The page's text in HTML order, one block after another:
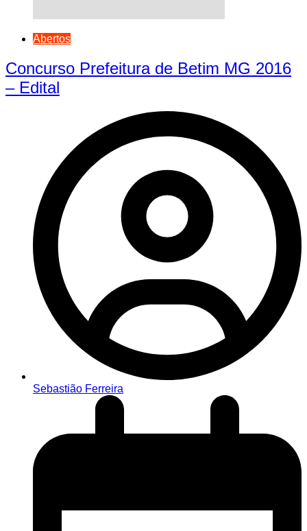
Abertos
Concurso Prefeitura de Betim MG 2016
– Edital
Sebastião Ferreira